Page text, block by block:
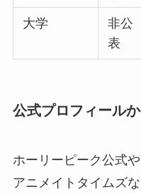
大学
非公
表
公式プロフィール
ホーリーピーク公式や
アニメイトタイムズ